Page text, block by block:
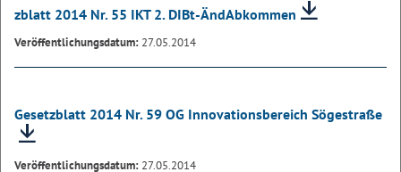
zblatt 2014 Nr. 55 IKT 2. DIBt-ÄndAbkommen
Veröffentlichungsdatum: 27.05.2014
Gesetzblatt 2014 Nr. 59 OG Innovationsbereich Sögestraße
Veröffentlichungsdatum: 27.05.2014